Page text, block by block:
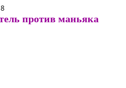
против маньяка